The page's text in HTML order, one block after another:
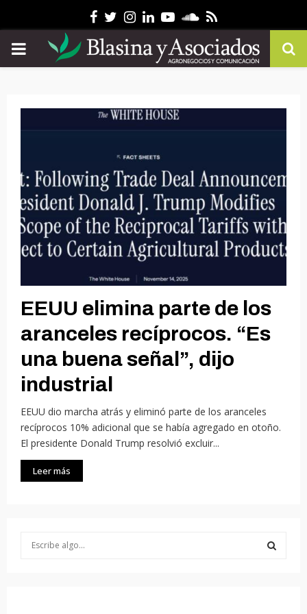
Facebook
Twitter
Instagram
Linkedin
YoutubeSoundcloud
Rss
PRIMARY
EEUU elimina parte de los
aranceles recíprocos. “Es
una buena señal”, dijo
industrial
EEUU dio marcha atrás y eliminó parte de los aranceles
recíprocos 10% adicional que se había agregado en otoño.
El presidente Donald Trump resolvió excluir...
Leer más